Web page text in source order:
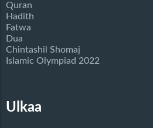
Quran
Hadith
Fatwa
Dua
Chintashil Shomaj
Islamic Olympiad 2022
Ulkaa